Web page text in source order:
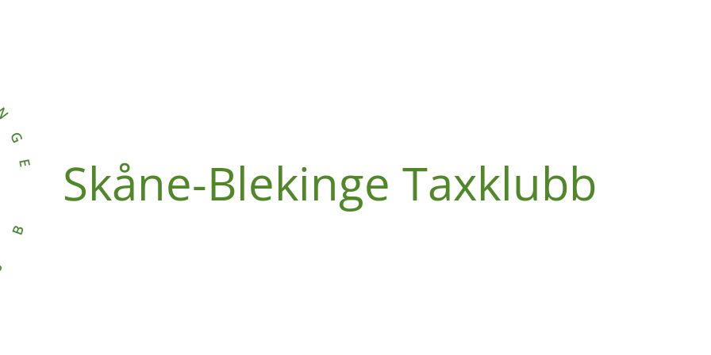
Skåne-Blekinge Taxklubb